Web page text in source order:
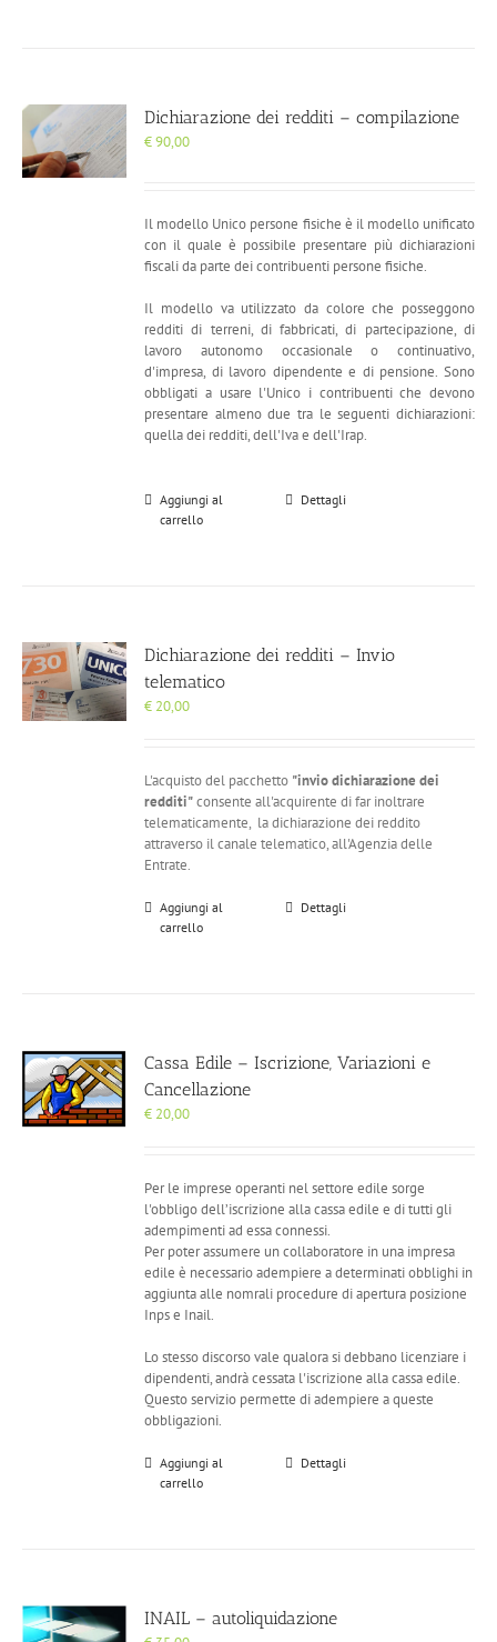
Dichiarazione dei redditi – compilazione
€90,00
Il modello Unico persone fisiche è il modello unificato
con il quale è possibile presentare più dichiarazioni
fiscali da parte dei contribuenti persone fisiche.
Il modello va utilizzato da colore che posseggono
redditi di terreni, di fabbricati, di partecipazione, di
lavoro autonomo occasionale o continuativo,
d'impresa, di lavoro dipendente e di pensione. Sono
obbligati a usare l'Unico i contribuenti che devono
presentare almeno due tra le seguenti dichiarazioni:
quella dei redditi, dell'Iva e dell'Irap.
Aggiungi al
carrello
Dettagli
Dichiarazione dei redditi – Invio
telematico
€ 20,00
L'acquisto del pacchetto "invio dichiarazione dei
redditi"consente all'acquirente di far inoltrare
telematicamente, la dichiarazione dei reddito
attraverso il canale telematico, all'Agenzia delle
Entrate.
Aggiungi al
carrello
Dettagli
Cassa Edile – Iscrizione, Variazioni e
Cancellazione
€ 20,00
Per le imprese operanti nel settore edile sorge
l'obbligo dell’iscrizione alla cassa edile e di tutti gli
adempimenti ad essa connessi.
Per poter assumere un collaboratore in una impresa
edile è necessario adempiere a determinati obblighi in
aggiunta alle nomrali procedure di apertura posizione
Inps e Inail.
Lo stesso discorso vale qualora si debbano licenziare i
dipendenti, andrà cessata l'iscrizione alla cassa edile.
Questo servizio permette di adempiere a queste
obbligazioni.
Aggiungi al
carrello
Dettagli
INAIL – autoliquidazione